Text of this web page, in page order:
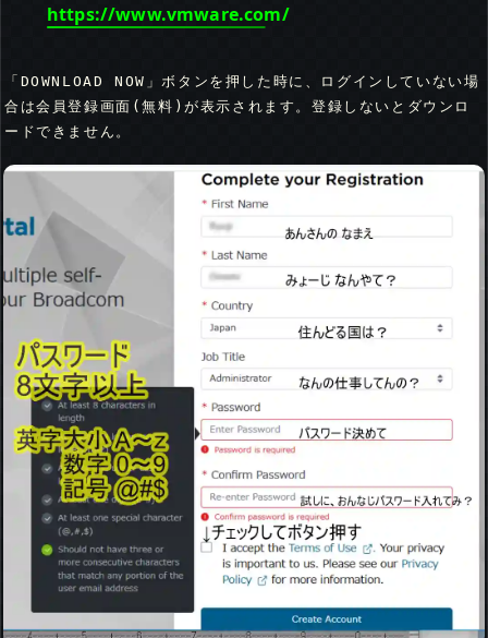
https://www.vmware.com/
「DOWNLOAD NOW」ボタンを押した時に、ログインしていない場
合は会員登録画面(無料)が表示されます。登録しないとダウンロ
ードできません。